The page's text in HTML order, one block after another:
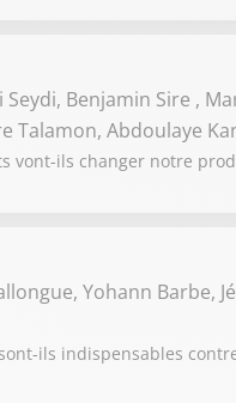
Benjamin Sire ,
Abdoulaye
vont-ils changer notre
Yohann
ils indispensables